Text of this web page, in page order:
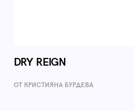
DRY REIGN
ОТ КРИСТИЯНА БУРДЕВА